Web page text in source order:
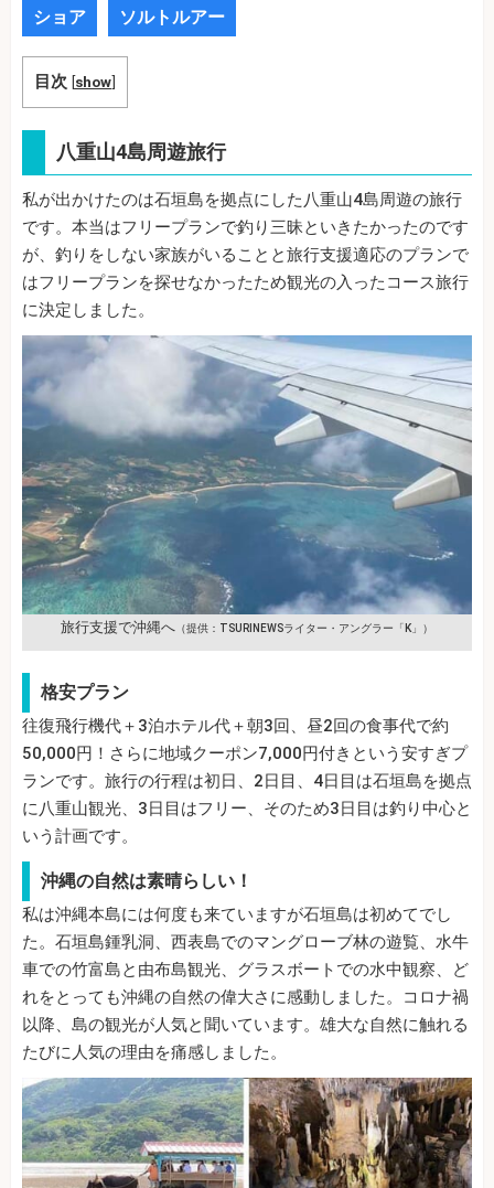
ショア ソルトルアー
目次 [show]
八重山4島周遊旅行
私が出かけたのは石垣島を拠点にした八重山4島周遊の旅行
です。本当はフリープランで釣り三昧といきたかったのです
が、釣りをしない家族がいることと旅行支援適応のプランで
はフリープランを探せなかったため観光の入ったコース旅行
に決定しました。
旅行支援で沖縄へ （提供：TSURINEWSライター・アングラー「K」）
格安プラン
往復飛行機代＋3泊ホテル代＋朝3回、昼2回の食事代で約
50,000円！さらに地域クーポン7,000円付きという安すぎプ
ランです。旅行の行程は初日、2日目、4日目は石垣島を拠点
に八重山観光、3日目はフリー、そのため3日目は釣り中心と
いう計画です。
沖縄の自然は素晴らしい！
私は沖縄本島には何度も来ていますが石垣島は初めてでし
た。石垣島鍾乳洞、西表島でのマングローブ林の遊覧、水牛
車での竹富島と由布島観光、グラスボートでの水中観察、ど
れをとっても沖縄の自然の偉大さに感動しました。コロナ禍
以降、島の観光が人気と聞いています。雄大な自然に触れる
たびに人気の理由を痛感しました。